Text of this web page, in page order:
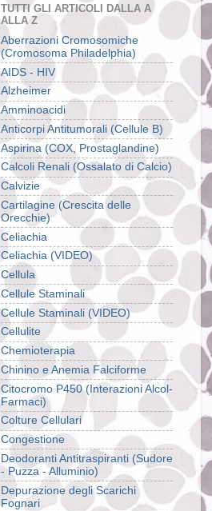
TUTTI GLI ARTICOLI DALLA A
ALLA Z
Aberrazioni Cromosomiche
(Cromosoma Philadelphia)
AIDS - HIV
Alzheimer
Amminoacidi
Anticorpi Antitumorali (Cellule B)
Aspirina (COX, Prostaglandine)
Calcoli Renali (Ossalato di Calcio)
Calvizie
Cartilagine (Crescita delle
Orecchie)
Celiachia
Celiachia (VIDEO)
Cellula
Cellule Staminali
Cellule Staminali (VIDEO)
Cellulite
Chemioterapia
Chinino e Anemia Falciforme
Citocromo P450 (Interazioni Alcol-
Farmaci)
Colture Cellulari
Congestione
Deodoranti Antitraspiranti (Sudore
- Puzza - Alluminio)
Depurazione degli Scarichi
Fognari